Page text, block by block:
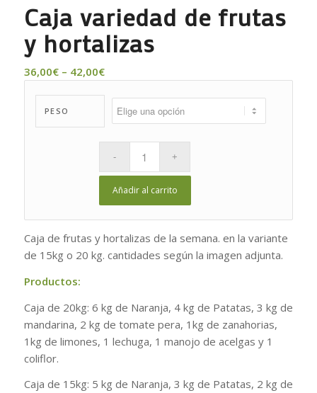
Caja variedad de frutas
y hortalizas
36,00€– 42,00€
PESO
Añadir al carrito
Caja de frutas y hortalizas de la semana. en la variante
de 15kg o 20 kg. cantidades según la imagen adjunta.
Productos:
Caja de 20kg: 6 kg de Naranja, 4 kg de Patatas, 3 kg de
mandarina, 2 kg de tomate pera, 1kg de zanahorias,
1kg de limones, 1 lechuga, 1 manojo de acelgas y 1
coliflor.
Caja de 15kg: 5 kg de Naranja, 3 kg de Patatas, 2 kg de